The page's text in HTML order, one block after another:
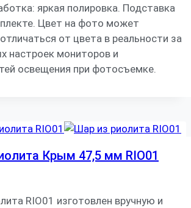
яркая полировка. Подставка
Цвет на фото может
от цвета в реальности за
настроек мониторов и
освещения при фотосъемке.
Крым 47,5 мм RIO01
RIO01 изготовлен вручную и